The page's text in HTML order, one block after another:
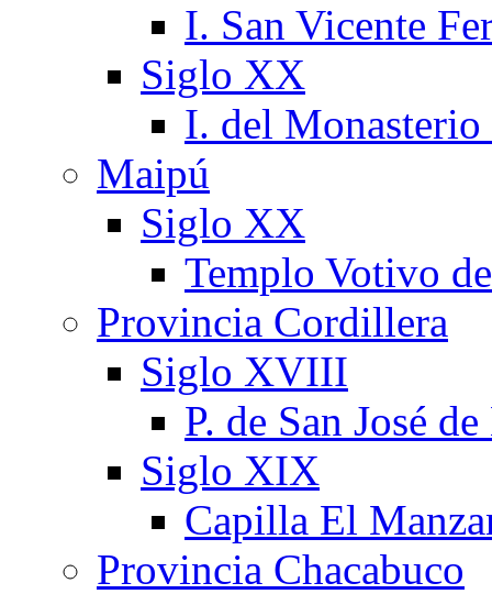
I. San Vicente
Siglo XX
I. del
Maipú
Siglo XX
Templo Votivo
Provincia Cordillera
Siglo XVIII
P. de San José
Siglo XIX
Capilla El
Provincia Chacabuco